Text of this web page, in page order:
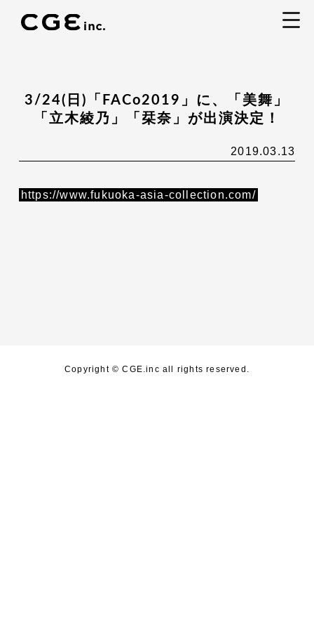
3/24(日)「FACo2019」に、「美舞」
「立木綾乃」「栞奈」が出演決定！
2019.03.13
https://www.fukuoka-asia-collection.com/
Copyright © CGE.inc all rights reserved.